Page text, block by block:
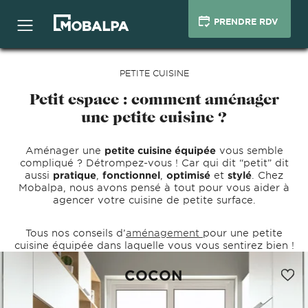
PRENDRE RDV
PETITE CUISINE
Petit espace : comment aménager
une petite cuisine ?
Aménager une petite cuisine équipéevous semble
compliqué ? Détrompez-vous ! Car qui dit “petit” dit
aussi pratique fonctionnel optimisé et stylé . Chez
Mobalpa, nous avons pensé à tout pour vous aider à
agencer votre cuisine de petite surface.
Tous nos conseils d’aménagement pour une petite
cuisine équipée dans laquelle vous vous sentirez bien !
COCON